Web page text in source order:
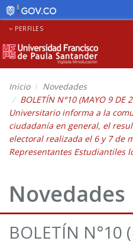
PERFILES
Inicio
Novedades
BOLETÍN N°10 (MAYO 9 DE
Universitario informa a la
ciudadanía en general, el
electoral realizada el 6 y 7 de
Representantes Estudiantiles
Novedades
BOLETÍN N°10